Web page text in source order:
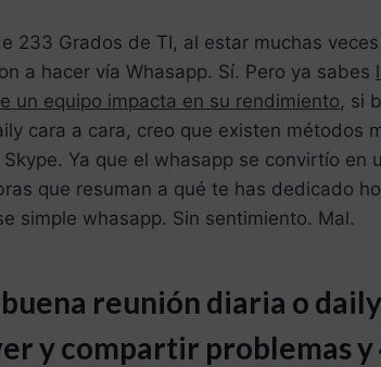
233 Grados de TI, al estar muchas
a hacer vía Whasapp. Sí. Pero ya sabes
un equipo impacta en su rendimiento, si
cara a cara, creo que existen métodos
Ya que el whasapp se convirtío en
que resuman a qué te has dedicado
simple whasapp. Sin sentimiento. Mal.
buena reunión diaria o
y compartir problemas y